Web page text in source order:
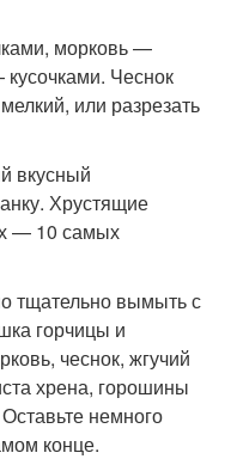
морковь —
Чеснок
или разрезать
тщательно вымыть с
горчицы и
чеснок, жгучий
хрена, горошины
немного
конце.